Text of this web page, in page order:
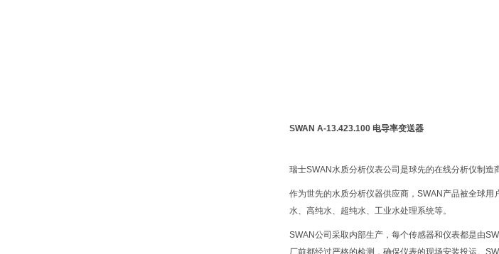
SWAN A-13.423.100 电导率变送器
瑞士SWAN水质分析仪表公司是球先的在线分析仪制造
作为世先的水质分析仪器供应商，SWAN产品被全球
水、高纯水、超纯水、工业水处理系统等。
SWAN公司采取内部生产，每个传感器和仪表都是由
厂前都经过严格的检测，确保仪表的现场安装投运。